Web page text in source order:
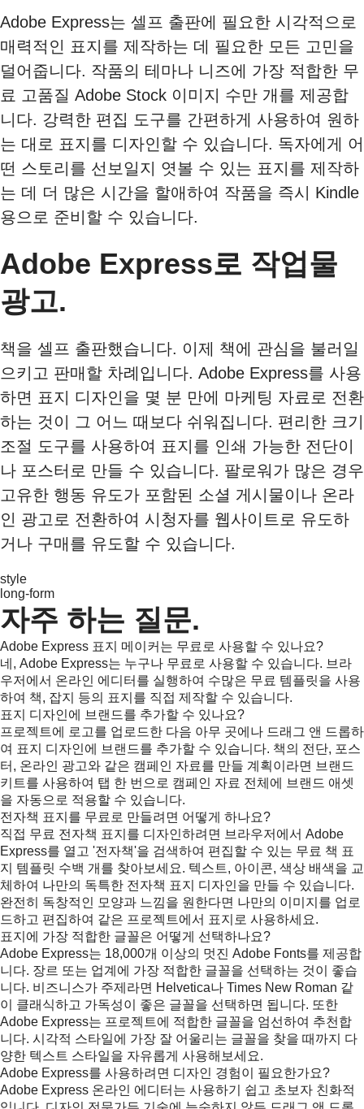
Adobe Express는 셀프 출판에 필요한 시각적으로
매력적인 표지를 제작하는 데 필요한 모든 고민을
덜어줍니다. 작품의 테마나 니즈에 가장 적합한 무
료 고품질 Adobe Stock 이미지 수만 개를 제공합
니다. 강력한 편집 도구를 간편하게 사용하여 원하
는 대로 표지를 디자인할 수 있습니다. 독자에게 어
떤 스토리를 선보일지 엿볼 수 있는 표지를 제작하
는 데 더 많은 시간을 할애하여 작품을 즉시 Kindle
용으로 준비할 수 있습니다.
Adobe Express로 작업물
광고.
책을 셀프 출판했습니다. 이제 책에 관심을 불러일
으키고 판매할 차례입니다. Adobe Express를 사용
하면 표지 디자인을 몇 분 만에 마케팅 자료로 전환
하는 것이 그 어느 때보다 쉬워집니다. 편리한 크기
조절 도구를 사용하여 표지를 인쇄 가능한 전단이
나 포스터로 만들 수 있습니다. 팔로워가 많은 경우
고유한 행동 유도가 포함된 소셜 게시물이나 온라
인 광고로 전환하여 시청자를 웹사이트로 유도하
거나 구매를 유도할 수 있습니다.
style
long-form
자주 하는 질문.
Adobe Express 표지 메이커는 무료로 사용할 수 있나요?
네, Adobe Express는 누구나 무료로 사용할 수 있습니다. 브라
우저에서 온라인 에디터를 실행하여 수많은 무료 템플릿을 사용
하여 책, 잡지 등의 표지를 직접 제작할 수 있습니다.
표지 디자인에 브랜드를 추가할 수 있나요?
프로젝트에 로고를 업로드한 다음 아무 곳에나 드래그 앤 드롭하
여 표지 디자인에 브랜드를 추가할 수 있습니다. 책의 전단, 포스
터, 온라인 광고와 같은 캠페인 자료를 만들 계획이라면 브랜드
키트를 사용하여 탭 한 번으로 캠페인 자료 전체에 브랜드 애셋
을 자동으로 적용할 수 있습니다.
전자책 표지를 무료로 만들려면 어떻게 하나요?
직접 무료 전자책 표지를 디자인하려면 브라우저에서 Adobe
Express를 열고 '전자책'을 검색하여 편집할 수 있는 무료 책 표
지 템플릿 수백 개를 찾아보세요. 텍스트, 아이콘, 색상 배색을 교
체하여 나만의 독특한 전자책 표지 디자인을 만들 수 있습니다.
완전히 독창적인 모양과 느낌을 원한다면 나만의 이미지를 업로
드하고 편집하여 같은 프로젝트에서 표지로 사용하세요.
표지에 가장 적합한 글꼴은 어떻게 선택하나요?
Adobe Express는 18,000개 이상의 멋진 Adobe Fonts를 제공합
니다. 장르 또는 업계에 가장 적합한 글꼴을 선택하는 것이 좋습
니다. 비즈니스가 주제라면 Helvetica나 Times New Roman 같
이 클래식하고 가독성이 좋은 글꼴을 선택하면 됩니다. 또한
Adobe Express는 프로젝트에 적합한 글꼴을 엄선하여 추천합
니다. 시각적 스타일에 가장 잘 어울리는 글꼴을 찾을 때까지 다
양한 텍스트 스타일을 자유롭게 사용해보세요.
Adobe Express를 사용하려면 디자인 경험이 필요한가요?
Adobe Express 온라인 에디터는 사용하기 쉽고 초보자 친화적